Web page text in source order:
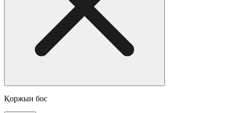
Қоржын бос